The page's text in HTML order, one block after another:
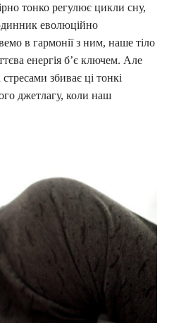
тонко регулює цикли сну,
еволюційно
в гармонії з ним, наше тіло
енергія б’є ключем. Але
збиває ці тонкі
джетлагу, коли наш